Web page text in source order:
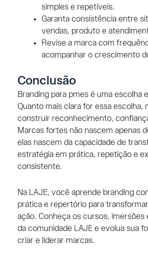
simples e repetíveis.
Garanta consistência entre
vendas, produto e
Revise a marca com
acompanhar o crescimento
Conclusão
Branding para pmes é uma escolha
Quanto mais clara for essa escolha,
construir reconhecimento,
Marcas fortes não nascem apenas
elas nascem da capacidade de
estratégia em prática, repetição e
consistente.
Na LAJE, você aprende branding
prática e repertório para
ação. Conheça os cursos, imersões
da comunidade LAJE e evolua sua
criar e liderar marcas.